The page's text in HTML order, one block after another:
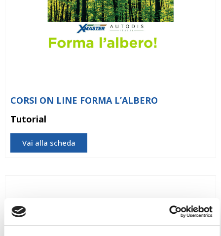
CORSI ON LINE FORMA L’ALBERO
Tutorial
Vai alla scheda
DOPPIA FRIZIONE A SECCO VALEO CAMBIO